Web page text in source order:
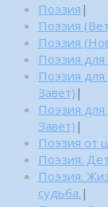
Поэзия |
Поэзия
Поэзия
Поэзия
Поэзия
Завет) |
Поэзия
Завет) |
Поэзия от
Поэзия.
Поэзия.
судьба. |